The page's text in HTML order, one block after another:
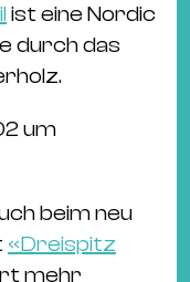
ist eine Nordic
durch das
um
beim neu
«Dreispitz
mehr